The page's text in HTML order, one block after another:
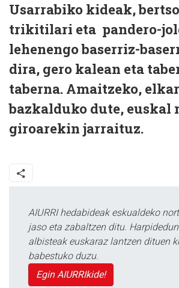
Usarrabiko kideak,
trikitilari eta pandero-
lehenengo baserriz-
dira, gero kalean eta
taberna. Amaitzeko,
bazkalduko dute, euskal
giroarekin jarraituz.
AIURRI hedabideak eskualdeko
jaso eta zabaltzen ditu.
albisteak euskaraz lantzen dituen
babestuko duzu.
Egin AIURRIkide!